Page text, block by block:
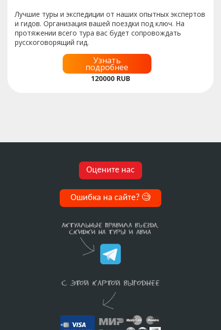
Лучшие туры и экспедиции от наших опытных экспертов
и гидов. Организация вашей поездки под ключ. На
протяжении всего тура вас будет сопровождать
русскоговорящий гид.
Узнать
подробнее
120000 RUB
Оцените нас
Ошибка на сайте? 🧐